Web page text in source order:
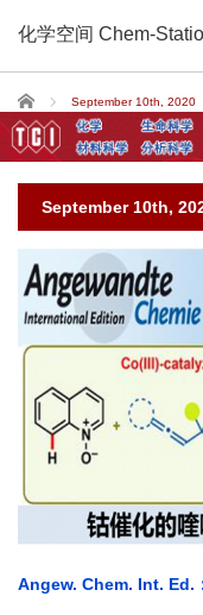
化学空间 Chem-
Home September 10th, 2020
September 10th,
Angew. Chem. Int. Ed.